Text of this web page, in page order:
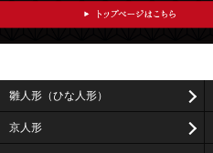
雛人形（ひな人形）
京人形